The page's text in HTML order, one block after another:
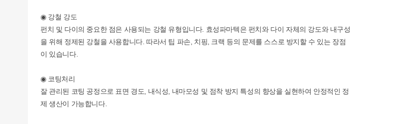
◉ 강철 강도
펀치 및 다이의 중요한 점은 사용되는 강철 유형입니다. 효성파마텍은 펀치와 다이 자체의 강도와 내구성
을 위해 정제된 강철을 사용합니다. 따라서 팁 파손, 치핑, 크랙 등의 문제를 스스로 방지할 수 있는 장점
이 있습니다.
◉ 코팅처리
잘 관리된 코팅 공정으로 표면 경도, 내식성, 내마모성 및 점착 방지 특성의 향상을 실현하여 안정적인 정
제 생산이 가능합니다.